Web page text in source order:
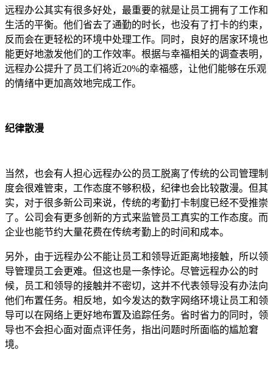
远程办公其实有很多好处，最重要的就是让员工拥有了工作和
生活的平衡。他们省去了通勤的时长，也没有了打卡的约束，
反而会在更轻松的环境中处理工作。同时，良好的居家环境也
能更好地激发他们的工作效率。根据与幸福相关的调查表明，
远程办公提升了员工们将近20%的幸福感，让他们能够在乐观
的情绪中更加高效地完成工作。
纪律散漫
当然，也会有人担心远程办公的员工脱离了传统的公司管理制
度会很难管束，工作态度不够积极，纪律也会比较散漫。但其
实，对于很多新公司来说，传统的考勤打卡制度已经不受推崇
了。公司会有更多创新的方式来监管员工真实的工作态度。而
企业也能节约大量花费在传统考勤上的时间和成本。
另外，由于远程办公不能让员工和领导近距离地接触，所以领
导管理员工会更难。但这也是一条悖论。尽管远程办公的时
候，员工和领导的接触并不密切，这并不代表领导没有办法向
他们布置任务。相反地，如今发达的数字网络环境让员工和领
导可以在网络上更好地布置及追踪任务。省时省力的同时，领
导也不会担心面对面点评任务，指出问题时所面临的尴尬窘
境。